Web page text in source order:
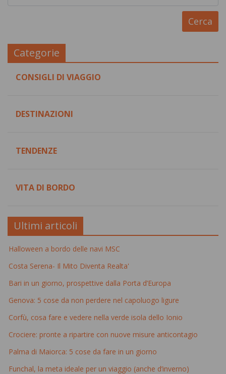
Categorie
CONSIGLI DI VIAGGIO
DESTINAZIONI
TENDENZE
VITA DI BORDO
Ultimi articoli
Halloween a bordo delle navi MSC
Costa Serena- Il Mito Diventa Realta'
Bari in un giorno, prospettive dalla Porta d’Europa
Genova: 5 cose da non perdere nel capoluogo ligure
Corfù, cosa fare e vedere nella verde isola dello Ionio
Crociere: pronte a ripartire con nuove misure anticontagio
Palma di Maiorca: 5 cose da fare in un giorno
Funchal, la meta ideale per un viaggio (anche d’inverno)